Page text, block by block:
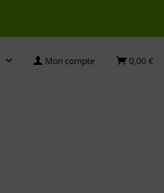
Mon compte 0,00 €